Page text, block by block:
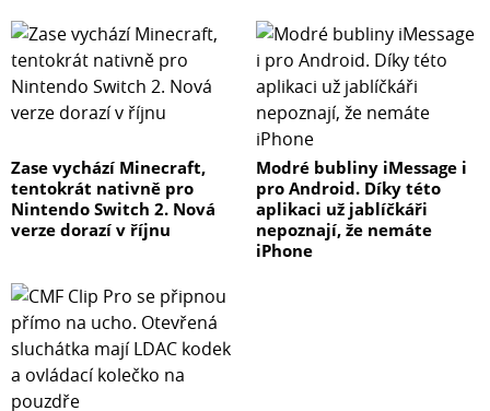
Zase vychází Minecraft,
tentokrát nativně pro
Nintendo Switch 2. Nová
verze dorazí v říjnu
Modré bubliny iMessage i
pro Android. Díky této
aplikaci už jablíčkáři
nepoznají, že nemáte
iPhone